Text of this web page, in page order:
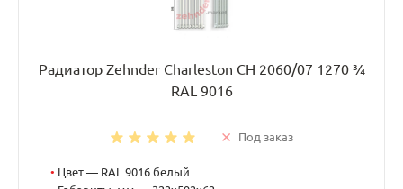
Радиатор Zehnder Charleston CH 2060/07 1270 ¾
RAL 9016
Под заказ
• Цвет — RAL 9016 белый